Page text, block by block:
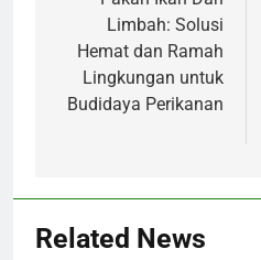
Limbah: Solusi
Hemat dan Ramah
Lingkungan untuk
Budidaya Perikanan
Related News